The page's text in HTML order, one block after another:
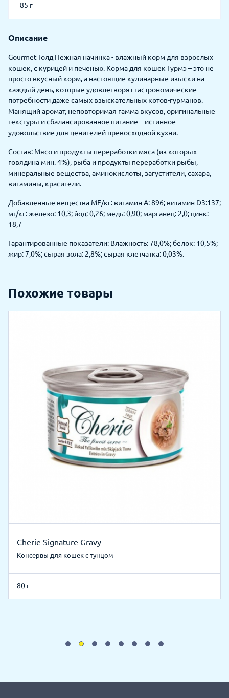
85 г
Описание
Gourmet Голд Нежная начинка - влажный корм для взрослых
кошек, с курицей и печенью. Корма для кошек Гурмэ – это не
просто вкусный корм, а настоящие кулинарные изыски на
каждый день, которые удовлетворят гастрономические
потребности даже самых взыскательных котов-гурманов.
Манящий аромат, неповторимая гамма вкусов, оригинальные
текстуры и сбалансированное питание – истинное
удовольствие для ценителей превосходной кухни.
Состав: Мясо и продукты переработки мяса (из которых
говядина мин. 4%), рыба и продукты переработки рыбы,
минеральные вещества, аминокислоты, загустители, сахара,
витамины, красители.
Добавленные вещества МЕ/кг: витамин A: 896; витамин D3:137;
мг/кг: железо: 10,3; йод: 0,26; медь: 0,90; марганец: 2,0; цинк:
18,7
Гарантированные показатели: Влажность: 78,0%; белок: 10,5%;
жир: 7,0%; сырая зола: 2,8%; сырая клетчатка: 0,03%.
Похожие товары
Cherie Signature Gravy
Консервы для кошек с тунцом
80 г